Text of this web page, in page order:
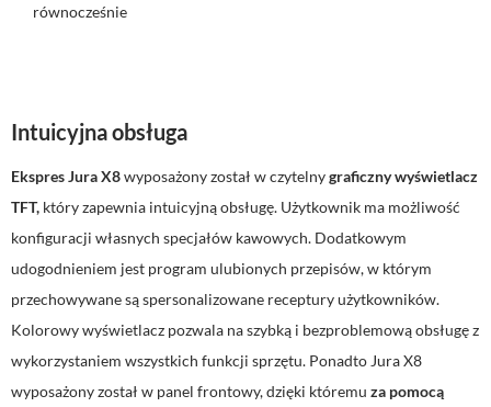
równocześnie
Intuicyjna obsługa
Ekspres Jura X8wyposażony został w czytelnygraficzny wyświetlacz
TFT, który zapewnia intuicyjną obsługę. Użytkownik ma możliwość
konfiguracji własnych specjałów kawowych. Dodatkowym
udogodnieniem jest program ulubionych przepisów, w którym
przechowywane są spersonalizowane receptury użytkowników.
Kolorowy wyświetlacz pozwala na szybką i bezproblemową obsługę z
wykorzystaniem wszystkich funkcji sprzętu. Ponadto Jura X8
wyposażony został w panel frontowy, dzięki któremu za pomocą